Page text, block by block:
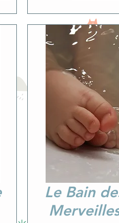
Le Bain